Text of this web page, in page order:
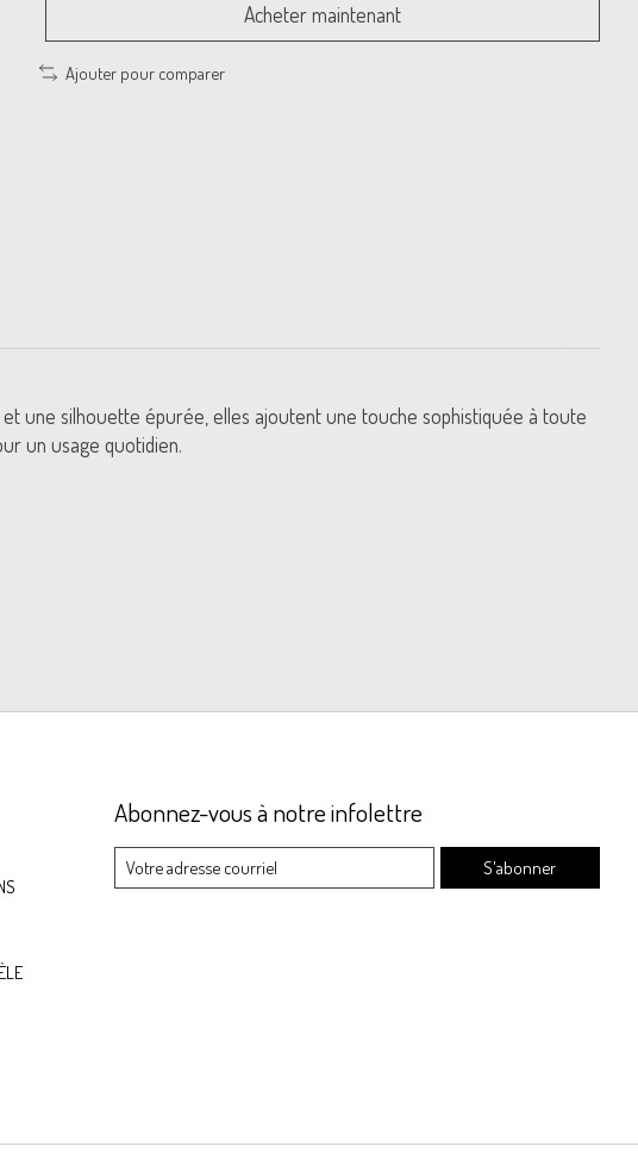
Acheter maintenant
Ajouter pour comparer
une silhouette épurée, elles ajoutent une touche sophistiquée à toute
un usage quotidien.
Abonnez-vous à notre infolettre
S'abonner